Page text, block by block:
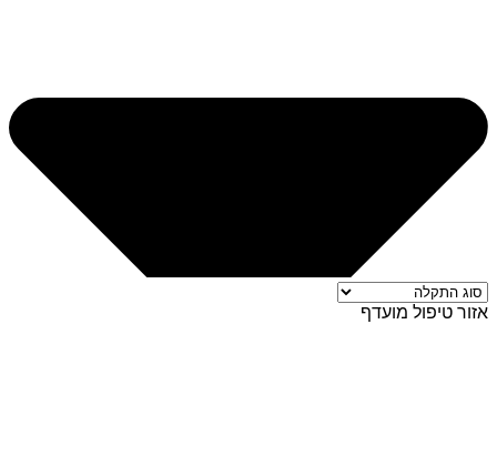
אזור טיפול מועדף